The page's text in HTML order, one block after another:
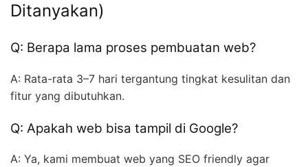
Ditanyakan)
Q: Berapa lama proses pembuatan web?
A: Rata-rata 3–7 hari tergantung tingkat kesulitan dan
fitur yang dibutuhkan.
Q: Apakah web bisa tampil di Google?
A: Ya, kami membuat web yang SEO friendly agar